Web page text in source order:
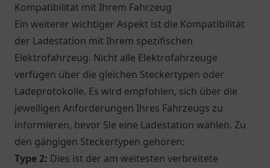
Kompatibilität mit Ihrem Fahrzeug
Ein weiterer wichtiger Aspekt ist die Kompatibilität
der Ladestation mit Ihrem spezifischen
Elektrofahrzeug. Nicht alle Elektrofahrzeuge
verfügen über die gleichen Steckertypen oder
Ladeprotokolle. Es wird empfohlen, sich über die
jeweiligen Anforderungen Ihres Fahrzeugs zu
informieren, bevor Sie eine Ladestation wählen. Zu
den gängigen Steckertypen gehören:
Type 2: Dies ist der am weitesten verbreitete